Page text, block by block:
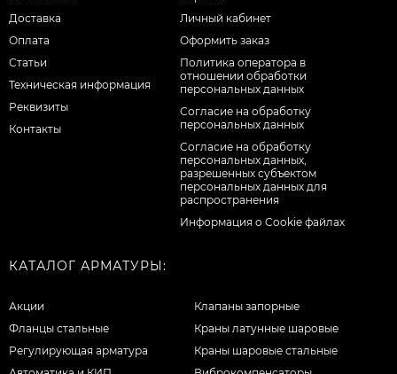
Доставка
Оплата
Статьи
Техническая информация
Реквизиты
Контакты
Личный кабинет
Оформить заказ
Политика оператора в
отношении обработки
персональных данных
Согласие на обработку
персональных данных
Cогласие на обработку
персональных данных,
разрешенных субъектом
персональных данных для
распространения
Информация о Cookie файлах
КАТАЛОГ АРМАТУРЫ:
Акции
Фланцы стальные
Регулирующая арматура
Клапаны запорные
Краны латунные шаровые
Краны шаровые стальные